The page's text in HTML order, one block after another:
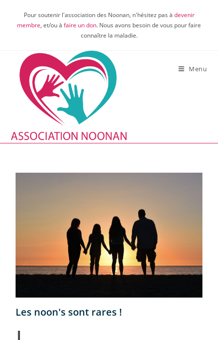
Pour soutenir l'association des Noonan, n'hésitez pas à devenir
membre, et/ou à faire un don. Nous avons besoin de vous pour faire
connaître la maladie.
Menu
Les noon's sont rares !